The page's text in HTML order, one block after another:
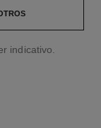
indicativo.